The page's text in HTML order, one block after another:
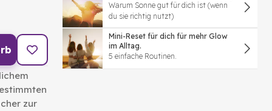
zur
Warum Sonne gut für dich ist (wenn
du sie richtig nutzt)
Mini-Reset für dich für mehr Glow
im Alltag.
5 einfache Routinen.